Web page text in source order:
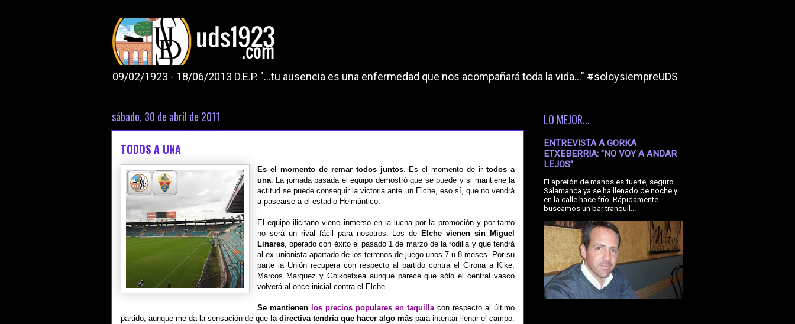
09/02/1923 - 18/06/2013 D.E.P. "...tu ausencia es una enfermedad que nos acompañará toda la vida..." #soloysiempreUDS
sábado, 30 de abril de 2011
TODOS A UNA
Es el momento de remar todos juntos. Es el momento de irtodos a
una. La jornada pasada el equipo demostró que se puede y si mantiene la
actitud se puede conseguir la victoria ante un Elche, eso sí, que no vendrá
a pasearse a el estadio Helmántico.
El equipo ilicitano viene inmerso en la lucha por la promoción y por tanto
no será un rival fácil para nosotros. Los de Elche vienen sin Miguel
Linares, operado con éxito el pasado 1 de marzo de la rodilla y que tendrá
al ex-unionista apartado de los terrenos de juego unos 7 u 8 meses. Por su
parte la Unión recupera con respecto al partido contra el Girona a Kike,
Marcos Marquez y Goikoetxea aunque parece que sólo el central vasco
volverá al once inicial contra el Elche.
Se mantienen los precios populares en taquillacon respecto al último
partido, aunque me da la sensación de que la directiva tendría que hacer algo más para intentar llenar el campo.
LO MEJOR...
ENTREVISTA A GORKA
ETXEBERRIA: "NO VOY A ANDAR
LEJOS"
El apretón de manos es fuerte, seguro.
Salamanca ya se ha llenado de noche y
en la calle hace frío. Rápidamente
buscamos un bar tranquil...